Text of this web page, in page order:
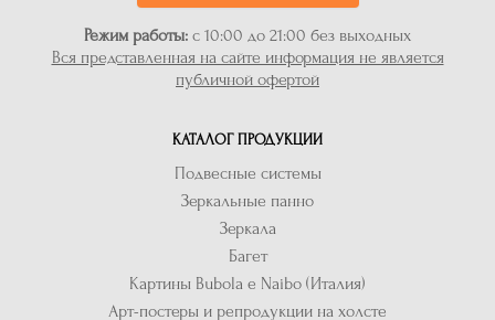
Режим работы: с 10:00 до 21:00 без выходных
Вся представленная на сайте информация не является
публичной офертой
КАТАЛОГ ПРОДУКЦИИ
Подвесные системы
Зеркальные панно
Зеркала
Багет
Картины Bubola e Naibo (Италия)
Арт-постеры и репродукции на холсте